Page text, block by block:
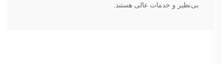
بی‌نظیر و خدمات عالی هستند.